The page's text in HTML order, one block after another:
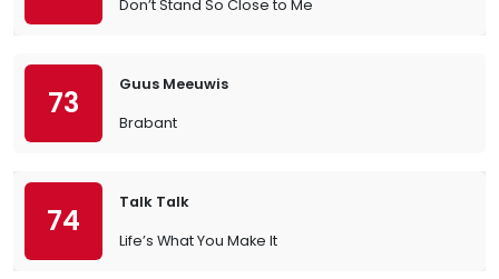
Don’t Stand So Close to Me
73
Guus Meeuwis
Brabant
74
Talk Talk
Life’s What You Make It